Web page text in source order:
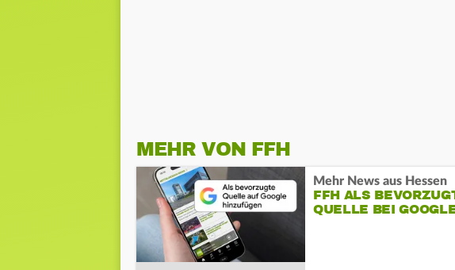
MEHR VON FFH
Mehr News aus Hessen
FFH ALS
QUELLE BEI